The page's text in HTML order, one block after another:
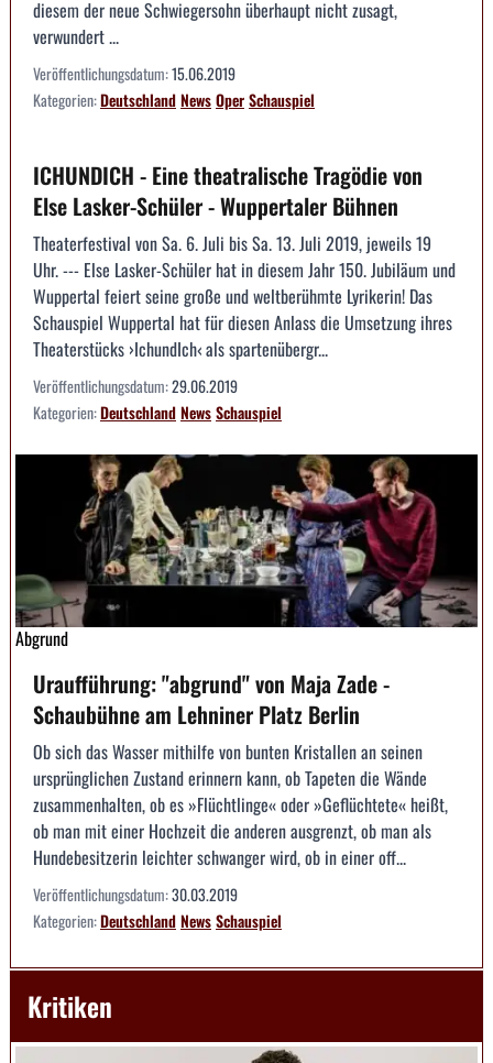
diesem der neue Schwiegersohn überhaupt nicht zusagt,
verwundert ...
Veröffentlichungsdatum:15.06.2019
Kategorien:DeutschlandNewsOperSchauspiel
ICHUNDICH - Eine theatralische Tragödie von
Else Lasker-Schüler - Wuppertaler Bühnen
Theaterfestival von Sa. 6. Juli bis Sa. 13. Juli 2019, jeweils 19
Uhr. --- Else Lasker-Schüler hat in diesem Jahr 150. Jubiläum und
Wuppertal feiert seine große und weltberühmte Lyrikerin! Das
Schauspiel Wuppertal hat für diesen Anlass die Umsetzung ihres
Theaterstücks ›IchundIch‹ als spartenübergr...
Veröffentlichungsdatum:29.06.2019
Kategorien:DeutschlandNewsSchauspiel
Abgrund
Uraufführung: "abgrund" von Maja Zade -
Schaubühne am Lehniner Platz Berlin
Ob sich das Wasser mithilfe von bunten Kristallen an seinen
ursprünglichen Zustand erinnern kann, ob Tapeten die Wände
zusammenhalten, ob es »Flüchtlinge« oder »Geflüchtete« heißt,
ob man mit einer Hochzeit die anderen ausgrenzt, ob man als
Hundebesitzerin leichter schwanger wird, ob in einer off...
Veröffentlichungsdatum:30.03.2019
Kategorien:DeutschlandNewsSchauspiel
Kritiken